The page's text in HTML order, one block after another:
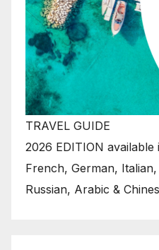
TRAVEL GUIDE
2026 EDITION available
French, German,
Russian, Arabic &